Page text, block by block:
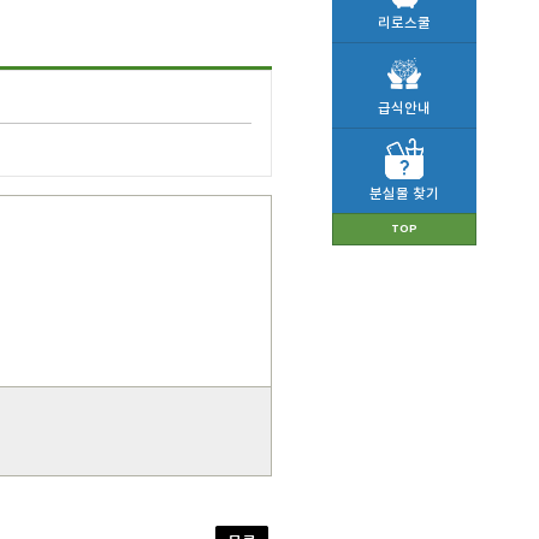
리로스쿨
급식안내
분실물 찾기
TOP